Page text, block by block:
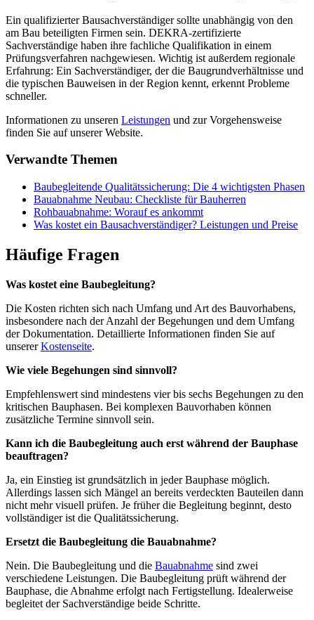
Ein qualifizierter Bausachverständiger sollte unabhängig von den
am Bau beteiligten Firmen sein. DEKRA-zertifizierte
Sachverständige haben ihre fachliche Qualifikation in einem
Prüfungsverfahren nachgewiesen. Wichtig ist außerdem regionale
Erfahrung: Ein Sachverständiger, der die Baugrundverhältnisse und
die typischen Bauweisen in der Region kennt, erkennt Probleme
schneller.
Informationen zu unseren Leistungen und zur Vorgehensweise
finden Sie auf unserer Website.
Verwandte Themen
Baubegleitende Qualitätssicherung: Die 4 wichtigsten Phasen
Bauabnahme Neubau: Checkliste für Bauherren
Rohbauabnahme: Worauf es ankommt
Was kostet ein Bausachverständiger? Leistungen und Preise
Häufige Fragen
Was kostet eine Baubegleitung?
Die Kosten richten sich nach Umfang und Art des Bauvorhabens,
insbesondere nach der Anzahl der Begehungen und dem Umfang
der Dokumentation. Detaillierte Informationen finden Sie auf
unsererKostenseite.
Wie viele Begehungen sind sinnvoll?
Empfehlenswert sind mindestens vier bis sechs Begehungen zu den
kritischen Bauphasen. Bei komplexen Bauvorhaben können
zusätzliche Termine sinnvoll sein.
Kann ich die Baubegleitung auch erst während der Bauphase
beauftragen?
Ja, ein Einstieg ist grundsätzlich in jeder Bauphase möglich.
Allerdings lassen sich Mängel an bereits verdeckten Bauteilen dann
nicht mehr visuell prüfen. Je früher die Begleitung beginnt, desto
vollständiger ist die Qualitätssicherung.
Ersetzt die Baubegleitung die Bauabnahme?
Nein. Die Baubegleitung und die Bauabnahme sind zwei
verschiedene Leistungen. Die Baubegleitung prüft während der
Bauphase, die Abnahme erfolgt nach Fertigstellung. Idealerweise
begleitet der Sachverständige beide Schritte.